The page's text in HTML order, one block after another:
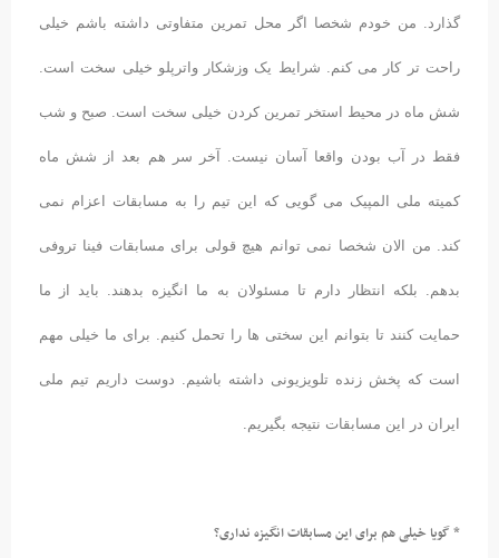
گذارد. من خودم شخصا اگر محل تمرین متفاوتی داشته باشم خیلی
راحت تر کار می کنم. شرایط یک وزشکار واترپلو خیلی سخت است.
شش ماه در محیط استخر تمرین کردن خیلی سخت است. صبح و شب
فقط در آب بودن واقعا آسان نیست. آخر سر هم بعد از شش ماه
کمیته ملی المپیک می گویی که این تیم را به مسابقات اعزام نمی
کند. من الان شخصا نمی توانم هیچ قولی برای مسابقات فینا تروفی
بدهم. بلکه انتظار دارم تا مسئولان به ما انگیزه بدهند. باید از ما
حمایت کنند تا بتوانم این سختی ها را تحمل کنیم. برای ما خیلی مهم
است که پخش زنده تلویزیونی داشته باشیم. دوست داریم تیم ملی
ایران در این مسابقات نتیجه بگیریم.
* گویا خیلی هم برای این مسابقات انگیزه نداری؟